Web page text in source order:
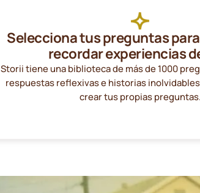
Selecciona tus preguntas
recordar experiencias
Storii tiene una biblioteca de más de 1000
respuestas reflexivas e historias
crear tus propias preguntas.